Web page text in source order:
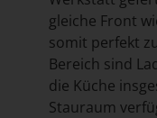
gleiche Front
somit perfekt
Bereich sind
die Küche
Stauraum